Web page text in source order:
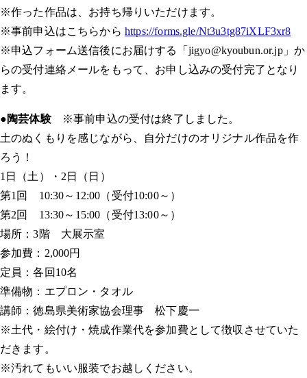
※作った作品は、お持ち帰りいただけます。
※事前申込はこちらから https://forms.gle/Nt3u3tg87iXLF3xr8
※申込フォーム送信後にお届けする「jigyo@kyoubun.or.jp」か
らの受付連絡メールをもって、お申し込みの受付完了となり
ます。
●陶芸体験※事前申込の受付は終了しました。
土のぬくもりを感じながら、自分だけのオリジナル作品を作
ろう！
1日（土）・2日（日）
第1回 10:30～12:00（受付10:00～）
第2回 13:30～15:00（受付13:00～）
場所：3階 大展示室
参加費：2,000円
定員：各回10名
準備物：エプロン・タオル
講師：徳島県美術家協会理事 松下慶一
※土代・絵付け・焼成作業代を参加費として徴収させていた
だきます。
※汚れてもいい服装でお越しください。